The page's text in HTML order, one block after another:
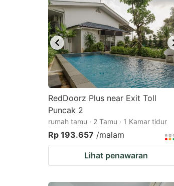
RedDoorz Plus near Exit Toll
Puncak 2
rumah tamu · 2 Tamu · 1 Kamar tidur
Rp 193.657 /malam
Lihat penawaran